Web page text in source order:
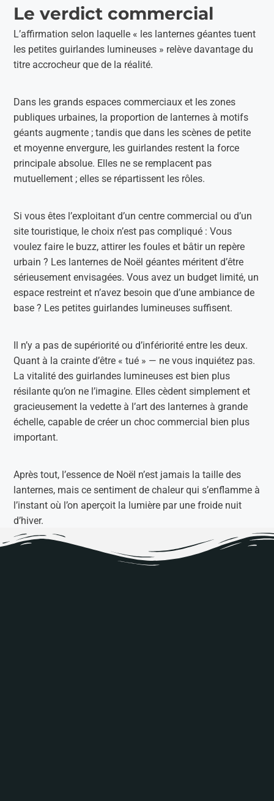
Le verdict commercial
L’affirmation selon laquelle « les lanternes géantes tuent
les petites guirlandes lumineuses » relève davantage du
titre accrocheur que de la réalité.
Dans les grands espaces commerciaux et les zones
publiques urbaines, la proportion de lanternes à motifs
géants augmente ; tandis que dans les scènes de petite
et moyenne envergure, les guirlandes restent la force
principale absolue. Elles ne se remplacent pas
mutuellement ; elles se répartissent les rôles.
Si vous êtes l’exploitant d’un centre commercial ou d’un
site touristique, le choix n’est pas compliqué : Vous
voulez faire le buzz, attirer les foules et bâtir un repère
urbain ? Les lanternes de Noël géantes méritent d’être
sérieusement envisagées. Vous avez un budget limité, un
espace restreint et n’avez besoin que d’une ambiance de
base ? Les petites guirlandes lumineuses suffisent.
Il n’y a pas de supériorité ou d’infériorité entre les deux.
Quant à la crainte d’être « tué » — ne vous inquiétez pas.
La vitalité des guirlandes lumineuses est bien plus
résilante qu’on ne l’imagine. Elles cèdent simplement et
gracieusement la vedette à l’art des lanternes à grande
échelle, capable de créer un choc commercial bien plus
important.
Après tout, l’essence de Noël n’est jamais la taille des
lanternes, mais ce sentiment de chaleur qui s’enflamme à
l’instant où l’on aperçoit la lumière par une froide nuit
d’hiver.